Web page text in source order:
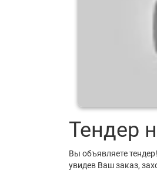
Тендер
Вы объявляете
увидев Ваш заказ,